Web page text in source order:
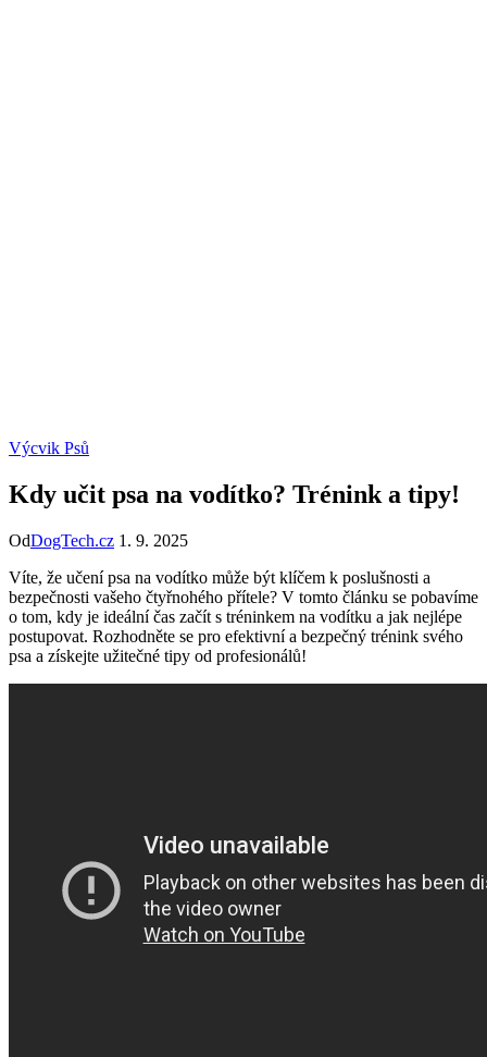
Výcvik Psů
Kdy učit psa na vodítko? Trénink a tipy!
OdDogTech.cz 1. 9. 2025
Víte, že učení psa na vodítko může být klíčem k poslušnosti a
bezpečnosti vašeho čtyřnohého přítele? V tomto článku se pobavíme
o tom, kdy je ideální čas začít s tréninkem na vodítku a jak nejlépe
postupovat. Rozhodněte se pro efektivní a bezpečný trénink svého
psa a získejte užitečné tipy od profesionálů!